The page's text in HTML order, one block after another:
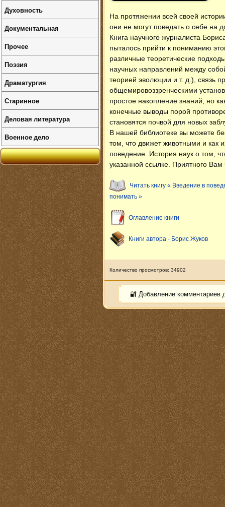
На протяжении всей своей
они не могут поведать о себе на
Книга научного журналиста
пыталось прийти к пониманию
различные теоретические
научных направлений между
теорией эволюции и т. д.), связь
общемировоззренческими
простое накопление знаний, но
конечные выводы порой
становятся почвой для новых
В нашей библиотеке вы можете
том, что движет животными и как
поведение. История наук о том,
указанной ссылке. Приятного Вам
Читать книгу « Введение в
понимать »
Оглавление книги
Книги автора - Борис Жуков
Количество просмотров: 34902
🔐 Добавление комментариев
Духовность
Документальная
Прочее
Поэзия
Драматургия
Старинное
Деловая литература
Военное дело